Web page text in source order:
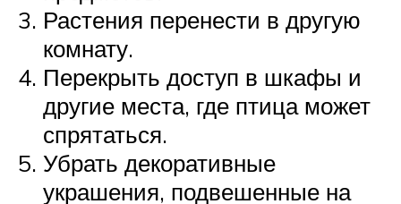
Растения перенести в другую
комнату.
Перекрыть доступ в шкафы и
другие места, где птица может
спрятаться.
Убрать декоративные
украшения, подвешенные на